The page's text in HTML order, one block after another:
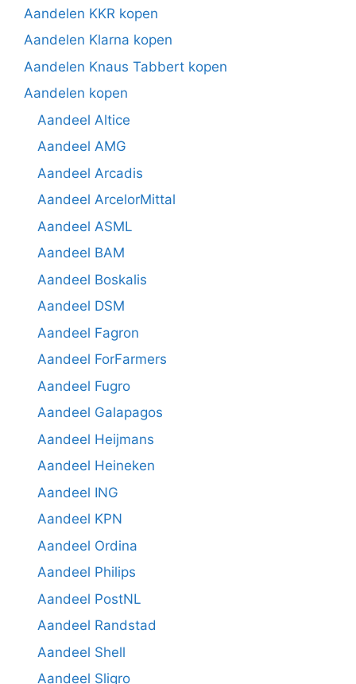
Aandelen KKR kopen
Aandelen Klarna kopen
Aandelen Knaus Tabbert kopen
Aandelen kopen
Aandeel Altice
Aandeel AMG
Aandeel Arcadis
Aandeel ArcelorMittal
Aandeel ASML
Aandeel BAM
Aandeel Boskalis
Aandeel DSM
Aandeel Fagron
Aandeel ForFarmers
Aandeel Fugro
Aandeel Galapagos
Aandeel Heijmans
Aandeel Heineken
Aandeel ING
Aandeel KPN
Aandeel Ordina
Aandeel Philips
Aandeel PostNL
Aandeel Randstad
Aandeel Shell
Aandeel Sligro